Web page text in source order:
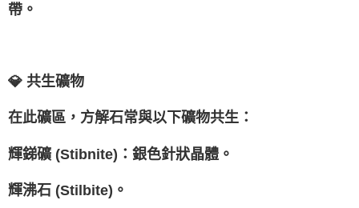
帶。
💎 共生礦物
在此礦區，方解石常與以下礦物共生：
輝銻礦 (Stibnite)：銀色針狀晶體。
輝沸石 (Stilbite)。